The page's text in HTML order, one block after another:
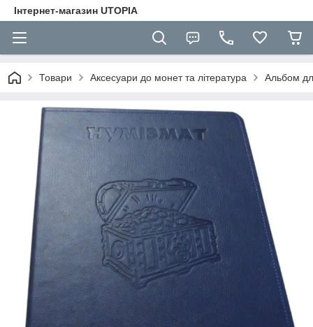
Інтернет-магазин UTOPIA
Товари Аксесуари до монет та література Альбом